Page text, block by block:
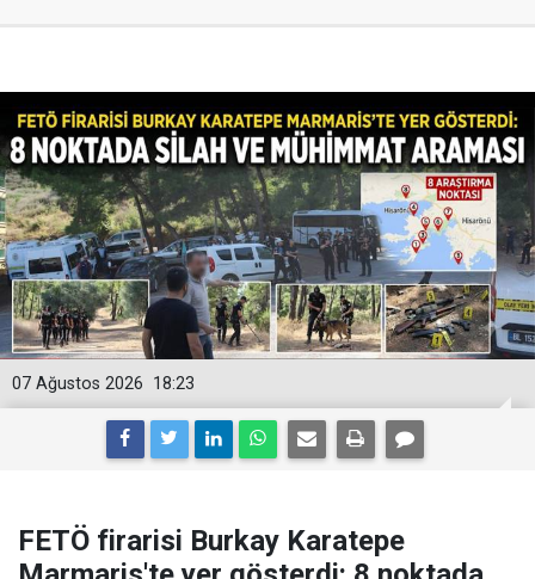
18:23
07 Ağustos 2026
FETÖ firarisi Burkay Karatepe